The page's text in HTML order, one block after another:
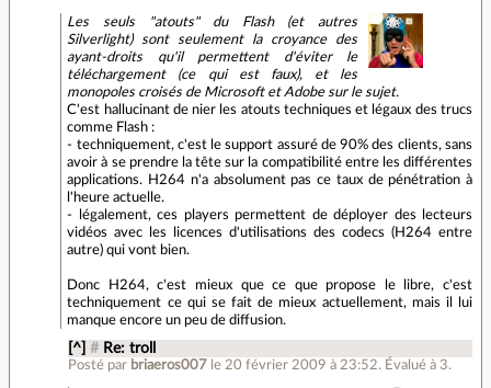
Les seuls "atouts" du Flash (et autres
Silverlight) sont seulement la croyance des
ayant-droits qu'il permettent d'éviter le
téléchargement (ce qui est faux), et les
monopoles croisés de Microsoft et Adobe sur le sujet.
C'est hallucinant de nier les atouts techniques et légaux des trucs
comme Flash :
- techniquement, c'est le support assuré de 90% des clients, sans
avoir à se prendre la tête sur la compatibilité entre les différentes
applications. H264 n'a absolument pas ce taux de pénétration à
l'heure actuelle.
- légalement, ces players permettent de déployer des lecteurs
vidéos avec les licences d'utilisations des codecs (H264 entre
autre) qui vont bien.
Donc H264, c'est mieux que ce que propose le libre, c'est
techniquement ce qui se fait de mieux actuellement, mais il lui
manque encore un peu de diffusion.
[^] # Re: troll
Posté par briaeros007 le 20 février 2009 à 23:52. Évalué à 3.